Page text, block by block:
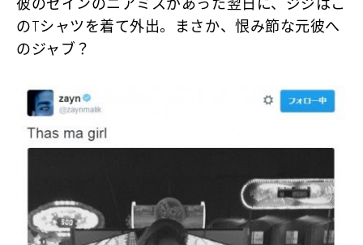
のTシャツを着て外出。まさか、恨み節な元彼へ
のジャブ？